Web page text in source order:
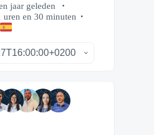
jaar geleden
uren en 30 minuten